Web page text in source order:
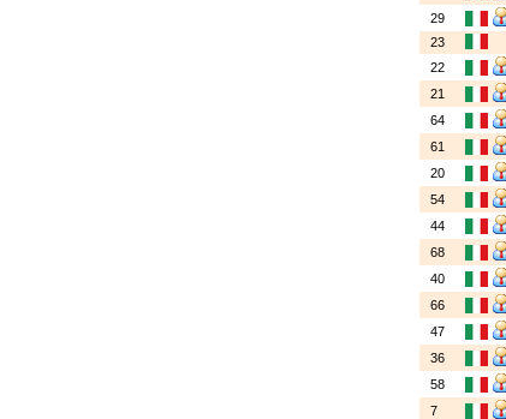
29
23
22
21
64
61
20
54
44
68
40
66
47
36
58
7